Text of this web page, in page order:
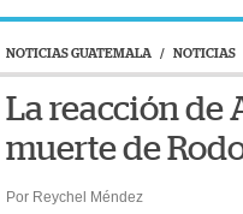
NOTICIAS GUATEMALA / NOTICIAS
La reacción de
muerte de
Por Reychel Méndez